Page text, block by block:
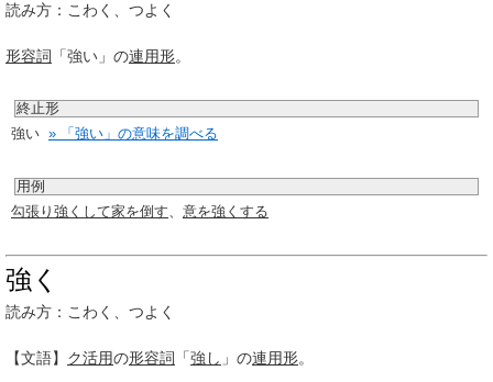
読み方：こわく、つよく
形容詞 「強い」の連用形。
終止形
強い » 「強い」の意味を調べる
用例
勾張り強くして家を倒す、 意を強くする
強く
読み方：こわく、つよく
【文語】 ク活用の形容詞 「強し 」の連用形。